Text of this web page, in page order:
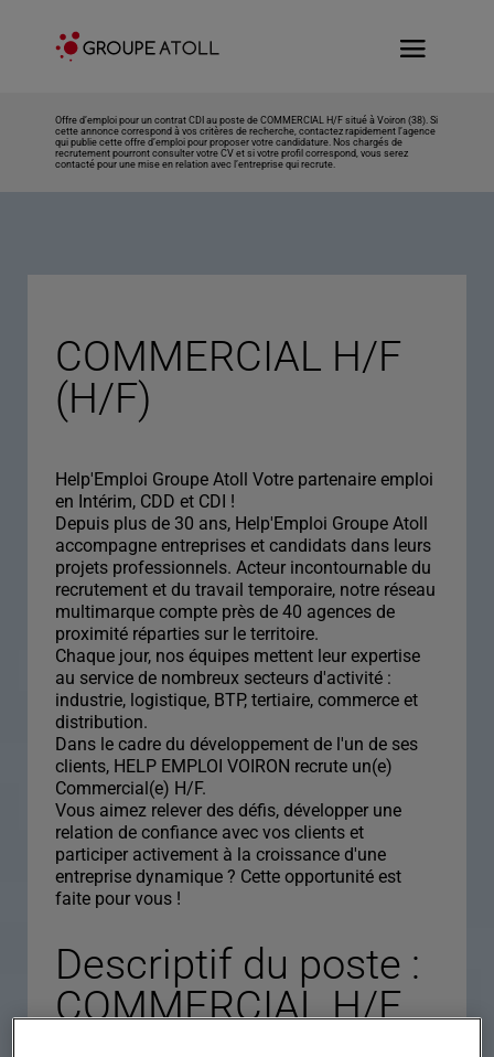
Offre d’emploi pour un contrat CDI au poste de COMMERCIAL H/F situé à Voiron (38). Si
cette annonce correspond à vos critères de recherche, contactez rapidement l’agence
qui publie cette offre d’emploi pour proposer votre candidature. Nos chargés de
recrutement pourront consulter votre CV et si votre profil correspond, vous serez
contacté pour une mise en relation avec l’entreprise qui recrute.
COMMERCIAL H/F
(H/F)
Help'Emploi Groupe Atoll Votre partenaire emploi
en Intérim, CDD et CDI !
Depuis plus de 30 ans, Help'Emploi Groupe Atoll
accompagne entreprises et candidats dans leurs
projets professionnels. Acteur incontournable du
recrutement et du travail temporaire, notre réseau
multimarque compte près de 40 agences de
proximité réparties sur le territoire.
Chaque jour, nos équipes mettent leur expertise
au service de nombreux secteurs d'activité :
industrie, logistique, BTP, tertiaire, commerce et
distribution.
Dans le cadre du développement de l'un de ses
clients, HELP EMPLOI VOIRON recrute un(e)
Commercial(e) H/F.
Vous aimez relever des défis, développer une
relation de confiance avec vos clients et
participer activement à la croissance d'une
entreprise dynamique ? Cette opportunité est
faite pour vous !
Descriptif du poste :
COMMERCIAL H/F